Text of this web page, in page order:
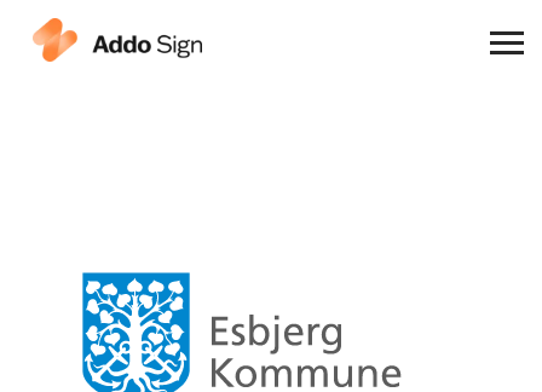
Miksi Addo Sign